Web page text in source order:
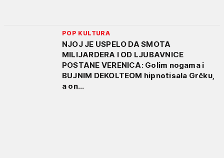
POP KULTURA
NJOJ JE USPELO DA SMOTA
MILIJARDERA I OD LJUBAVNICE
POSTANE VERENICA: Golim nogama i
BUJNIM DEKOLTEOM hipnotisala Grčku,
a on...